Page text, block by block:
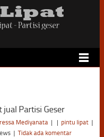
jual Partisi Geser
Mediyanata | | pintu lipat |
| Tidak ada komentar